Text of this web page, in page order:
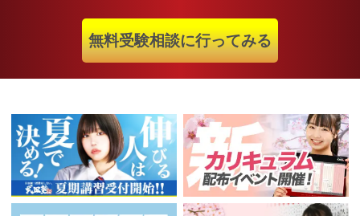
無料受験相談に行ってみる